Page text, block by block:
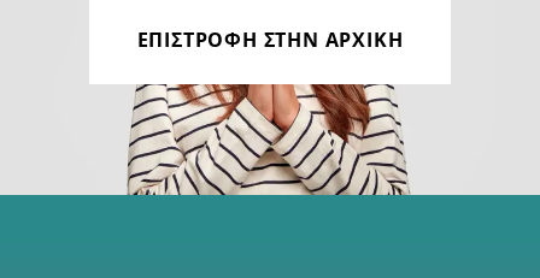
ΕΠΙΣΤΡΟΦΗ ΣΤΗΝ ΑΡΧΙΚΗ